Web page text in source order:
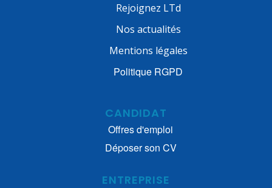
Rejoignez LTd
Nos actualités
Mentions légales
Politique RGPD
CANDIDAT
Offres d'emploi
Déposer son CV
ENTREPRISE